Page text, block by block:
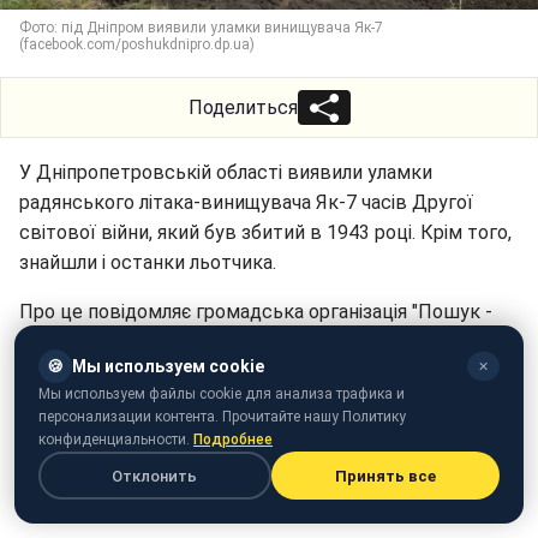
Фото: під Дніпром виявили уламки винищувача Як-7
(facebook.com/poshukdnipro.dp.ua)
Поделиться
У Дніпропетровській області виявили уламки
радянського літака-винищувача Як-7 часів Другої
світової війни, який був збитий в 1943 році. Крім того,
знайшли і останки льотчика.
Про це повідомляє громадська організація "Пошук -
🍪 Мы используем cookie ✕
Мы используем файлы cookie для анализа трафика и
персонализации контента. Прочитайте нашу Политику
конфиденциальности. Подробнее
Отклонить Принять все